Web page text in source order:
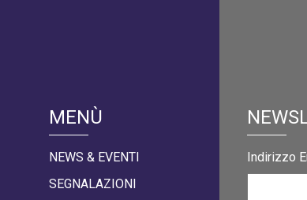
MENÙ
NEWS & EVENTI
SEGNALAZIONI
Indirizzo